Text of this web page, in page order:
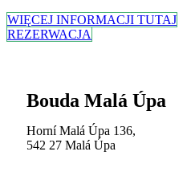
WIĘCEJ INFORMACJI TUTAJ
REZERWACJA
Bouda Malá Úpa
Horní Malá Úpa 136,
542 27 Malá Úpa